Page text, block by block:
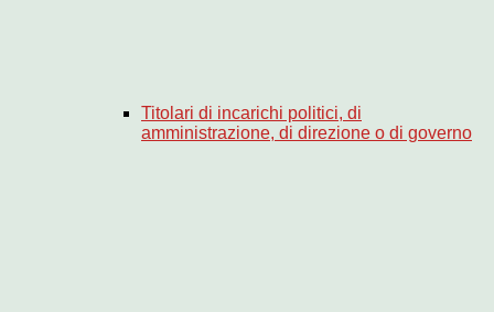
Titolari di incarichi politici, di
amministrazione, di direzione o di governo